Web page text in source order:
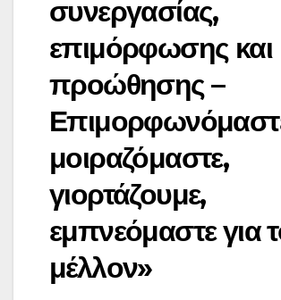
συνεργασίας,
επιμόρφωσης και
προώθησης –
μοιραζόμαστε,
γιορτάζουμε,
εμπνεόμαστε για
μέλλον»